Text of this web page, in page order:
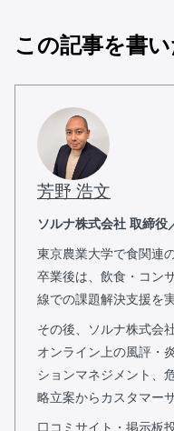
この記事を書い
芳野 浩文
ソルナ株式会社 取締役
東京農業大学で食関連
卒業後は、飲食・コン
線での課題解決支援を実
その後、ソルナ株式会
オンライン上の風評・
ションマネジメント、
略立案からカスタマー
口コミサイト・掲示板